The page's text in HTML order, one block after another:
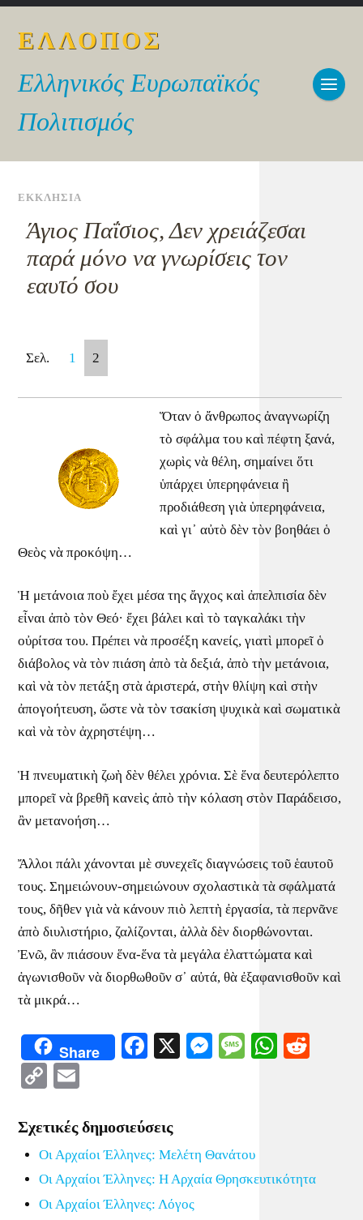
ΕΛΛΟΠΟΣ
Ελληνικός Ευρωπαϊκός
Πολιτισμός
ΕΚΚΛΗΣΙΑ
Άγιος Παΐσιος, Δεν χρειάζεσαι
παρά μόνο να γνωρίσεις τον
εαυτό σου
Σελ. 1 2
Ὅταν ὁ ἄνθρωπος ἀναγνωρίζη
τὸ σφάλμα του καὶ πέφτη ξανά,
χωρὶς νὰ θέλη, σημαίνει ὅτι
ὑπάρχει ὑπερηφάνεια ἢ
προδιάθεση γιὰ ὑπερηφάνεια,
καὶ γι᾿ αὐτὸ δὲν τὸν βοηθάει ὁ
Θεὸς νὰ προκόψη…
Ἡ μετάνοια ποὺ ἔχει μέσα της ἄγχος καὶ ἀπελπισία δὲν
εἶναι ἀπὸ τὸν Θεό· ἔχει βάλει καὶ τὸ ταγκαλάκι τὴν
οὐρίτσα του. Πρέπει νὰ προσέξη κανείς, γιατὶ μπορεῖ ὁ
διάβολος νὰ τὸν πιάση ἀπὸ τὰ δεξιά, ἀπὸ τὴν μετάνοια,
καὶ νὰ τὸν πετάξη στὰ ἀριστερά, στὴν θλίψη καὶ στὴν
ἀπογοήτευση, ὥστε νὰ τὸν τσακίση ψυχικὰ καὶ σωματικὰ
καὶ νὰ τὸν ἀχρηστέψη…
Ἡ πνευματικὴ ζωὴ δὲν θέλει χρόνια. Σὲ ἕνα δευτερόλεπτο
μπορεῖ νὰ βρεθῆ κανεὶς ἀπὸ τὴν κόλαση στὸν Παράδεισο,
ἂν μετανοήση…
Ἄλλοι πάλι χάνονται μὲ συνεχεῖς διαγνώσεις τοῦ ἑαυτοῦ
τους. Σημειώνουν-σημειώνουν σχολαστικὰ τὰ σφάλματά
τους, δῆθεν γιὰ νὰ κάνουν πιὸ λεπτὴ ἐργασία, τὰ περνᾶνε
ἀπὸ διυλιστήριο, ζαλίζονται, ἀλλὰ δὲν διορθώνονται.
Ἐνῶ, ἂν πιάσουν ἕνα-ἕνα τὰ μεγάλα ἐλαττώματα καὶ
ἀγωνισθοῦν νὰ διορθωθοῦν σ᾿ αὐτά, θὰ ἐξαφανισθοῦν καὶ
τὰ μικρά…
Share Facebook
X Messenger
Message
Copy
Σχετικές δημοσιεύσεις
Οι Αρχαίοι Έλληνες: Μελέτη Θανάτου
Οι Αρχαίοι Έλληνες: Η Αρχαία Θρησκευτικότητα
Οι Αρχαίοι Έλληνες: Λόγος